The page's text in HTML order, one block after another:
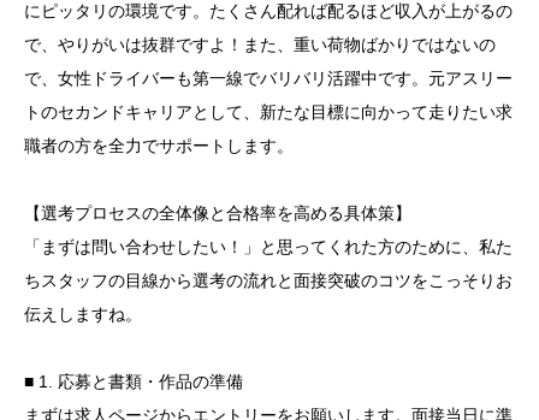
にピッタリの環境です。たくさん配れば配るほど収入が上がるの
で、やりがいは抜群ですよ！また、重い荷物ばかりではないの
で、女性ドライバーも第一線でバリバリ活躍中です。元アスリー
トのセカンドキャリアとして、新たな目標に向かって走りたい求
職者の方を全力でサポートします。
【選考プロセスの全体像と合格率を高める具体策】
「まずは問い合わせしたい！」と思ってくれた方のために、私た
ちスタッフの目線から選考の流れと面接突破のコツをこっそりお
伝えしますね。
■ 1. 応募と書類・作品の準備
まずは求人ページからエントリーをお願いします。面接当日に準